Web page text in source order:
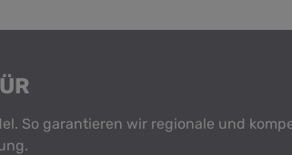
So garantieren wir regionale und